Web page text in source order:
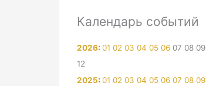
Календарь событий
2026: 01 02 03 04 05 06 07 08 09
12
2025: 01 02 03 04 05 06 07 08 09